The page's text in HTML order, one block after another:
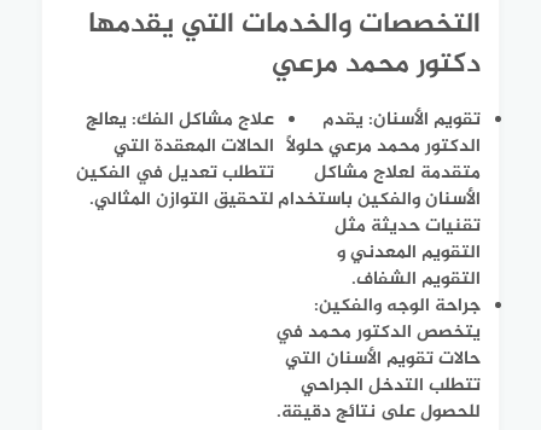
التخصصات والخدمات التي يقدمها
دكتور محمد مرعي
تقويم الأسنان: يقدم
الدكتور محمد مرعي حلولًا
متقدمة لعلاج مشاكل
الأسنان والفكين باستخدام
تقنيات حديثة مثل
التقويم المعدني و
التقويم الشفاف.
علاج مشاكل الفك: يعالج
الحالات المعقدة التي
تتطلب تعديل في الفكين
لتحقيق التوازن المثالي.
جراحة الوجه والفكين:
يتخصص الدكتور محمد في
حالات تقويم الأسنان التي
تتطلب التدخل الجراحي
للحصول على نتائج دقيقة.